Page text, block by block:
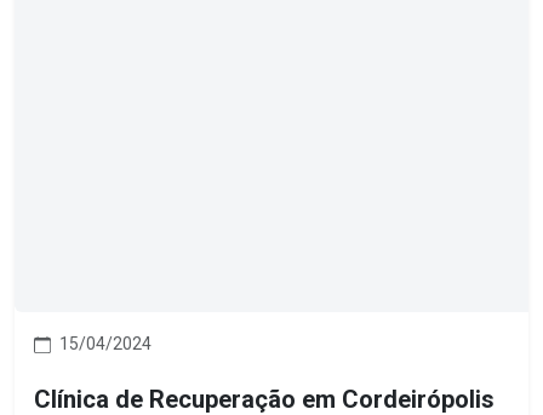
15/04/2024
Clínica de Recuperação em Cordeirópolis